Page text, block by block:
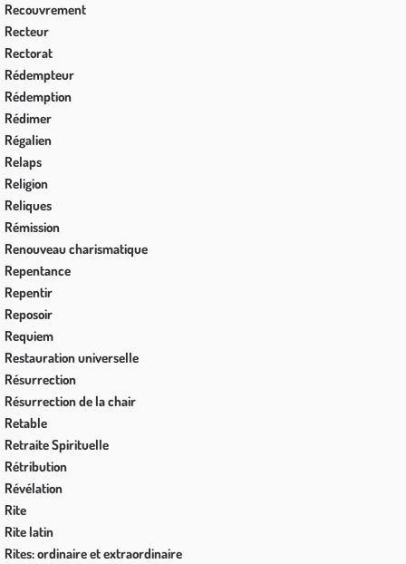
Recouvrement
Recteur
Rectorat
Rédempteur
Rédemption
Rédimer
Régalien
Relaps
Religion
Reliques
Rémission
Renouveau charismatique
Repentance
Repentir
Reposoir
Requiem
Restauration universelle
Résurrection
Résurrection de la chair
Retable
Retraite Spirituelle
Rétribution
Révélation
Rite
Rite latin
Rites: ordinaire et extraordinaire